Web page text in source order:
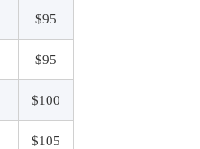
$95
$95
$100
$105